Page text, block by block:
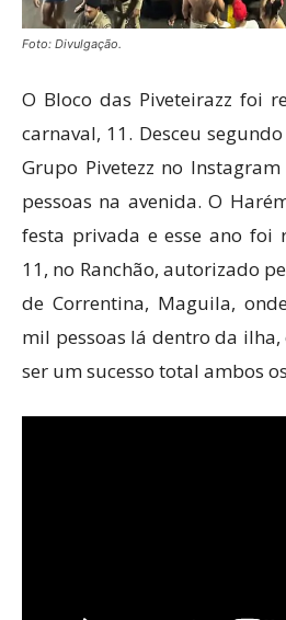
Foto: Divulgação.
O Bloco das Piveteirazz foi
carnaval, 11. Desceu
Grupo Pivetezz no
pessoas na avenida. O
festa privada e esse ano foi
11, no Ranchão, autorizado
de Correntina, Maguila,
mil pessoas lá dentro da
ser um sucesso total ambos